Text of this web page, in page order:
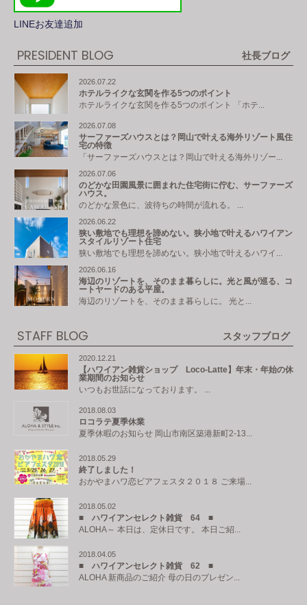
LINEお友達追加
PRESIDENT BLOG 社長ブログ
2026.07.22
ホテルライクな玄関を作る5つのポイント
ホテルライクな玄関を作る5つのポイント 「ホテ...
2026.07.08
サーファーズハウスとは？岡山で叶える海外リゾート風住
宅の特徴
「サーファーズハウスとは？岡山で叶える海外リゾー...
2026.07.06
のどかな田園風景に囲まれた住宅街に佇む、サーファーズ
ハウス。
のどかな景色に、波待ちの時間が流れる。 ...
2026.06.22
狭い敷地でも理想を諦めない。狭小地で叶えるハワイアン
スタイルリゾート住宅
狭い敷地でも理想を諦めない。狭小地で叶えるハワイ...
2026.06.16
海辺のリゾートを、そのまま暮らしに。光と風が巡る、コ
ートヤードのある平屋。
海辺のリゾートを、そのまま暮らしに。 光と...
STAFF BLOG スタッフブログ
2020.12.21
【ハワイアン雑貨ショップ Loco-Latte】年末・年始の休
業期間のお知らせ
いつもお世話になっております。 ...
2018.08.03
ロコラテ夏季休業
夏季休暇のお知らせ 岡山市南区築港新町2-13...
2018.05.29
終了しました！
おかやまハワ恋ビアフェスタ２０１８ ご来場...
2018.05.02
■ ハワイアンセレクト雑貨 64 ■
ALOHA～ 本日は、定休日です。 本日ご紹...
2018.04.05
■ ハワイアンセレクト雑貨 62 ■
ALOHA 新商品のご紹介 母の日のプレゼン...